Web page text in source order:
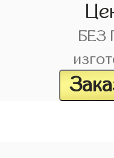
БЕЗ